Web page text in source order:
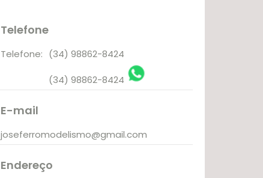
Telefone
Telefone: (34) 98862-8424
(34) 98862-8424
E-mail
joseferromodelismo@gmail.com
Endereço